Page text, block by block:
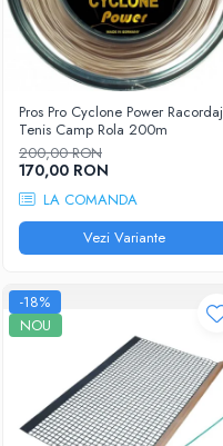
Pros Pro Cyclone Power Racordaj
Tenis Camp Rola 200m
200,00 RON
170,00 RON
LA COMANDA
Vezi Variante
-18%
NOU